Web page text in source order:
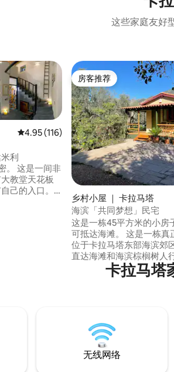
这些家庭友好
平均评分 4.95 分（满分 5 分），共 116
4.95 (116)
利
非
教堂天花板
己的入口。
房客推荐
房客推荐
乡村小屋 ｜ 卡拉马塔
海滨「共同梦想」民宅
这是一栋45平方米的小房
可抵达海滩。 这是一栋真
位于卡拉马塔东部海滨郊
直达海滩和海滨棕榈树人
择。 农场种植水果的收
橙子（品种很多） ，从
卡拉马塔
无线网络